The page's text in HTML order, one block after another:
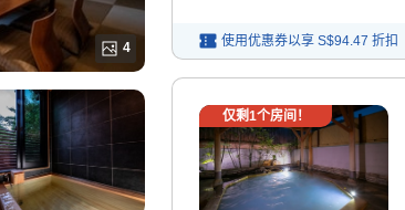
4 使用优惠券以享 S$94.47 折扣
仅剩1个房间！